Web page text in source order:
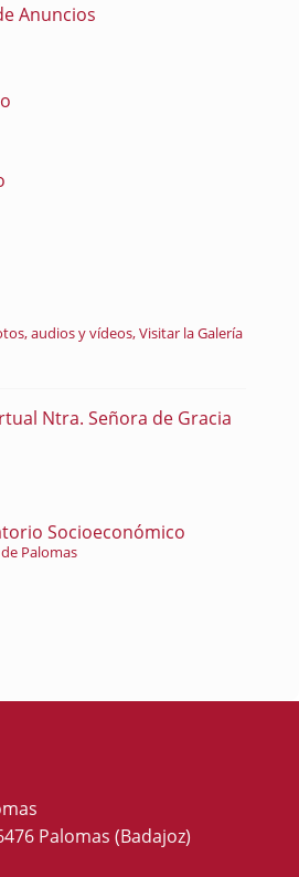
Anuncios
audios y vídeos, Visitar la Galería
Ntra. Señora de Gracia
Socioeconómico
Palomas
Palomas (Badajoz)